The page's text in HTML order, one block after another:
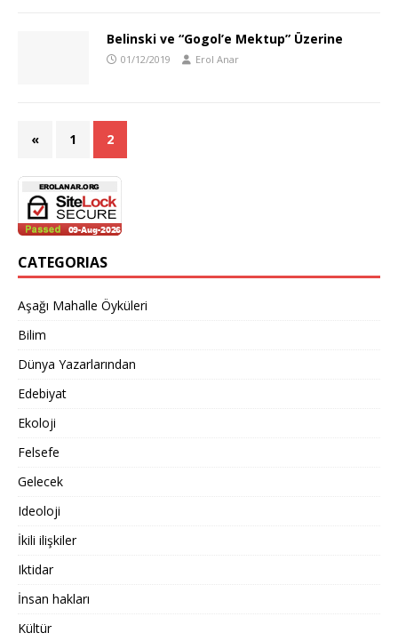
Belinski ve “Gogol’e Mektup” Üzerine
01/12/2019 Erol Anar
« 1 2
CATEGORIAS
Aşağı Mahalle Öyküleri
Bilim
Dünya Yazarlarından
Edebiyat
Ekoloji
Felsefe
Gelecek
Ideoloji
İkili ilişkiler
Iktidar
İnsan hakları
Kültür